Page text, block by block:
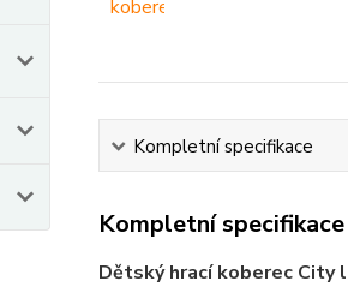
Kompletní specifikace
Kompletní specifikace
Dětský hrací koberec City